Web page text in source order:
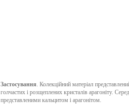
Застосування. Колекційний матеріал
голчастих і розщеплених кристалів арагоніту.
представленими кальцитом і арагонітом.